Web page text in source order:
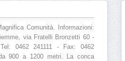
Comunità. Informazioni:
via Fratelli Bronzetti 60 -
0462 241111 - Fax: 0462
900 a 1200 metri. La conca